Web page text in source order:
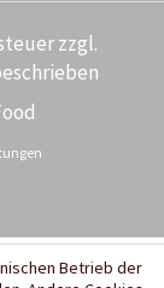
zzgl.
Betrieb der